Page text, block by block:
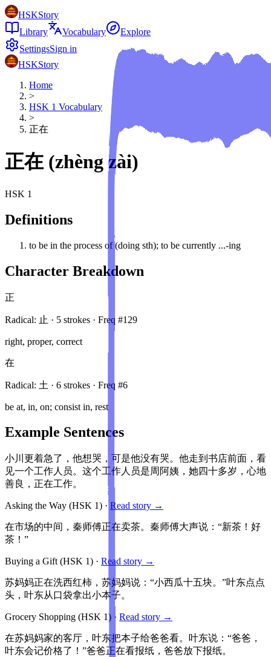
HSKStory
Library
Vocabulary
Explore
SettingsSign in
HSKStory
Home
>
HSK 1 Vocabulary
>
正在
正在 (zhèng zài)
HSK 1
Definitions
to be in the process of (doing sth); to be currently ...-ing
Character Breakdown
正
Radical: 止 · 5 strokes · Freq #129
right, proper, correct
在
Radical: 土 · 6 strokes · Freq #6
be at, in, on; consist in, rest
Example Sentences
小川更着急了，他想哭，可是他没有哭。他走到书店前面，看
见一个工作人员。这个工作人员是周阿姨，她四十多岁，心地
善良，正在工作。
Asking the Way (HSK 1) · Read story →
在市场的中间，秦师傅正在卖茶。秦师傅大声说：“新茶！好
茶！”
Buying a Gift (HSK 1) · Read story →
苏妈妈正在洗西红柿，苏妈妈说：“小西瓜十五块。”叶东点点
头，叶东从口袋拿出小本子。
Grocery Shopping (HSK 1) · Read story →
在苏妈妈家的客厅，叶东把本子给爸爸看。叶东说：“爸爸，
叶东会记价格了！”爸爸正在看报纸，爸爸放下报纸。